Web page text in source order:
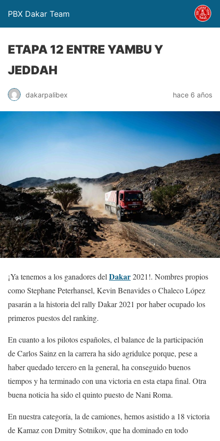
PBX Dakar Team
ETAPA 12 ENTRE YAMBU Y
JEDDAH
dakarpalibex hace 6 años
¡Ya tenemos a los ganadores delDakar2021!. Nombres propios
como Stephane Peterhansel, Kevin Benavides o Chaleco López
pasarán a la historia del rally Dakar 2021 por haber ocupado los
primeros puestos del ranking.
En cuanto a los pilotos españoles, el balance de la participación
de Carlos Sainz en la carrera ha sido agridulce porque, pese a
haber quedado tercero en la general, ha conseguido buenos
tiempos y ha terminado con una victoria en esta etapa final. Otra
buena noticia ha sido el quinto puesto de Nani Roma.
En nuestra categoría, la de camiones, hemos asistido a 18 victoria
de Kamaz con Dmitry Sotnikov, que ha dominado en todo